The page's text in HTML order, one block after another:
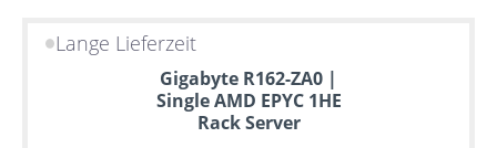
Lange Lieferzeit
Gigabyte R162-ZA0 |
Single AMD EPYC 1HE
Rack Server